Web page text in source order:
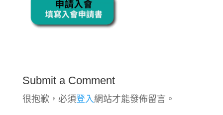
Submit a Comment
很抱歉，必須登入網站才能發佈留言。